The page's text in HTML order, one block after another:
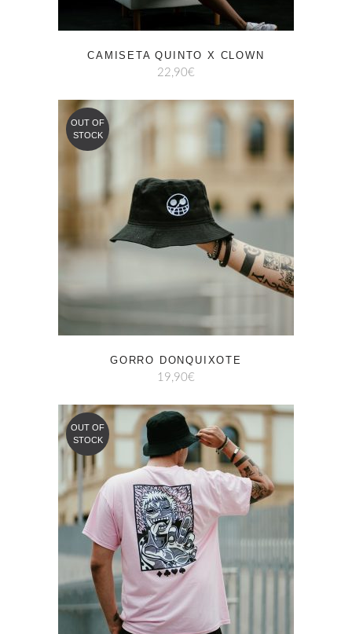
CAMISETA QUINTO X CLOWN
22,90€
OUT OF
STOCK
GORRO DONQUIXOTE
19,90€
OUT OF
STOCK